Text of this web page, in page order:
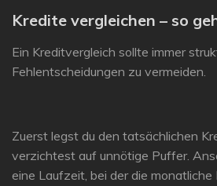
Kredite vergleichen – so
Ein Kreditvergleich sollte immer
Fehlentscheidungen zu vermeiden.
Zuerst legst du den tatsächlichen
verzichtest auf unnötige Puffer.
eine Laufzeit, bei der die